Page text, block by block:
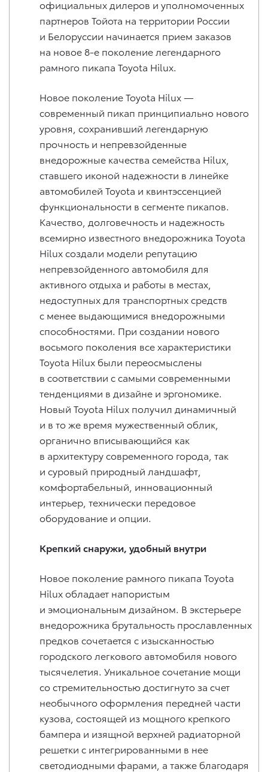
официальных дилеров и уполномоченных
партнеров Тойота на территории России
и Белоруссии начинается прием заказов
на новое 8-е поколение легендарного
рамного пикапа Toyota Hilux.
Новое поколение Toyota Hilux —
современный пикап принципиально нового
уровня, сохранивший легендарную
прочность и непревзойденные
внедорожные качества семейства Hilux,
ставшего иконой надежности в линейке
автомобилей Toyota и квинтэссенцией
функциональности в сегменте пикапов.
Качество, долговечность и надежность
всемирно известного внедорожника Toyota
Hilux создали модели репутацию
непревзойденного автомобиля для
активного отдыха и работы в местах,
недоступных для транспортных средств
с менее выдающимися внедорожными
способностями. При создании нового
восьмого поколения все характеристики
Toyota Hilux были переосмыслены
в соответствии с самыми современными
тенденциями в дизайне и эргономике.
Новый Toyota Hilux получил динамичный
и в то же время мужественный облик,
органично вписывающийся как
в архитектуру современного города, так
и суровый природный ландшафт,
комфортабельный, инновационный
интерьер, технически передовое
оборудование и опции.
Крепкий снаружи, удобный внутри
Новое поколение рамного пикапа Toyota
Hilux обладает напористым
и эмоциональным дизайном. В экстерьере
внедорожника брутальность прославленных
предков сочетается с изысканностью
городского легкового автомобиля нового
тысячелетия. Уникальное сочетание мощи
со стремительностью достигнуто за счет
необычного оформления передней части
кузова, состоящей из мощного крепкого
бампера и изящной верхней радиаторной
решетки с интегрированными в нее
светодиодными фарами, а также благодаря